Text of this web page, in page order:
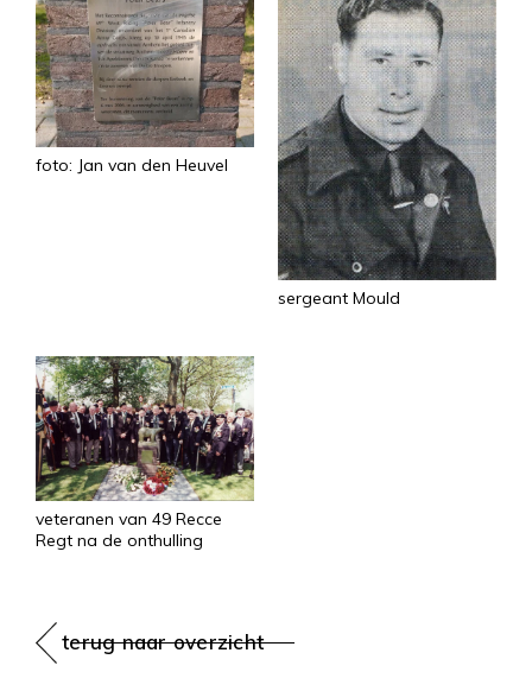
foto: Jan van den Heuvel
sergeant Mould
veteranen van 49 Recce
Regt na de onthulling
terug naar overzicht